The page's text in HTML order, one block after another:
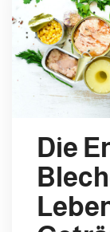
Die